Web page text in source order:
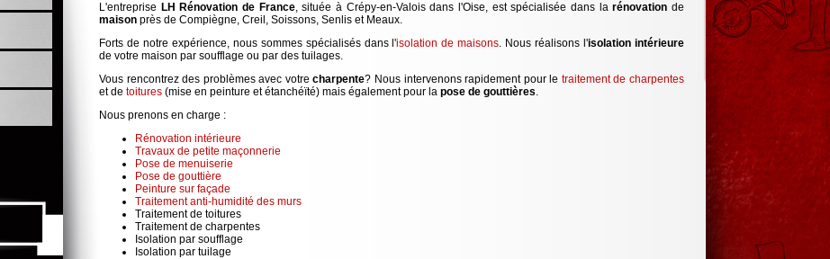
L'entreprise LH Rénovation de France, située à Crépy-en-Valois dans l'Oise, est spécialisée dans larénovation de
maison près de Compiègne, Creil, Soissons, Senlis et Meaux.
Forts de notre expérience, nous sommes spécialisés dans l'isolation de maisons. Nous réalisons l'isolation intérieure
de votre maison par soufflage ou par des tuilages.
Vous rencontrez des problèmes avec votrecharpente? Nous intervenons rapidement pour le traitement de charpentes
et de toitures (mise en peinture et étanchéïté) mais également pour la pose de gouttières.
Nous prenons en charge :
Rénovation intérieure
Travaux de petite maçonnerie
Pose de menuiserie
Pose de gouttière
Peinture sur façade
Traitement anti-humidité des murs
Traitement de toitures
Traitement de charpentes
Isolation par soufflage
Isolation par tuilage